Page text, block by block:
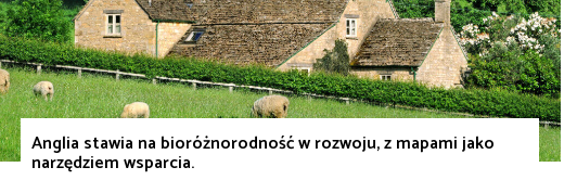
Anglia stawia na bioróżnorodność w rozwoju, z mapami jako
narzędziem wsparcia.